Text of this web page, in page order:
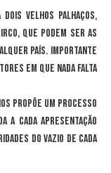
dois velhos palhaços,
que podem ser as
país. Importante
em que nada falta
propõe um processo
a cada apresentação
do vazio de cada